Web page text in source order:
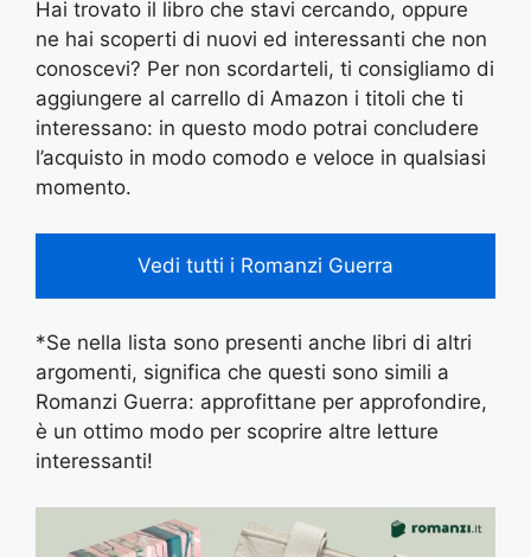
Hai trovato il libro che stavi cercando, oppure
ne hai scoperti di nuovi ed interessanti che non
conoscevi? Per non scordarteli, ti consigliamo di
aggiungere al carrello di Amazon i titoli che ti
interessano: in questo modo potrai concludere
l’acquisto in modo comodo e veloce in qualsiasi
momento.
Vedi tutti i Romanzi Guerra
*Se nella lista sono presenti anche libri di altri
argomenti, significa che questi sono simili a
Romanzi Guerra: approfittane per approfondire,
è un ottimo modo per scoprire altre letture
interessanti!